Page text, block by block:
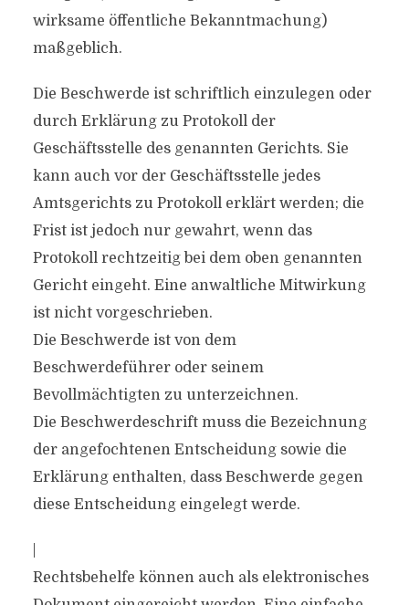
wirksame öffentliche Bekanntmachung)
maßgeblich.
Die Beschwerde ist schriftlich einzulegen oder
durch Erklärung zu Protokoll der
Geschäftsstelle des genannten Gerichts. Sie
kann auch vor der Geschäftsstelle jedes
Amtsgerichts zu Protokoll erklärt werden; die
Frist ist jedoch nur gewahrt, wenn das
Protokoll rechtzeitig bei dem oben genannten
Gericht eingeht. Eine anwaltliche Mitwirkung
ist nicht vorgeschrieben.
Die Beschwerde ist von dem
Beschwerdeführer oder seinem
Bevollmächtigten zu unterzeichnen.
Die Beschwerdeschrift muss die Bezeichnung
der angefochtenen Entscheidung sowie die
Erklärung enthalten, dass Beschwerde gegen
diese Entscheidung eingelegt werde.
Rechtsbehelfe können auch als elektronisches